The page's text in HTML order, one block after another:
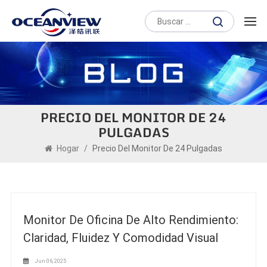
PRECIO DEL MONITOR DE 24
PULGADAS
Hogar / Precio Del Monitor De 24 Pulgadas
Monitor De Oficina De Alto Rendimiento:
Claridad, Fluidez Y Comodidad Visual
Jun 06, 2025